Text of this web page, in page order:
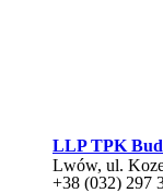
LLP TPK
Lwów, ul.
+38 (032) 297